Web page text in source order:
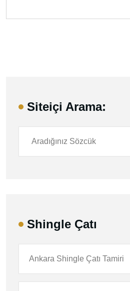
Siteiçi Arama:
Shingle Çatı
Ankara Shingle Çatı Tamiri